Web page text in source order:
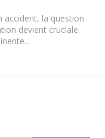
accident, la question
devient cruciale.